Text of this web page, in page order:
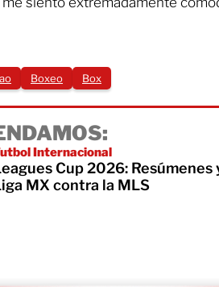
Boxeo Box
Internacional
Cup 2026:
MX contra la MLS